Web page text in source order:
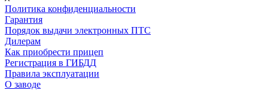
Политика конфиденциальности
Гарантия
Порядок выдачи электронных ПТС
Дилерам
Как приобрести прицеп
Регистрация в ГИБДД
Правила эксплуатации
О заводе